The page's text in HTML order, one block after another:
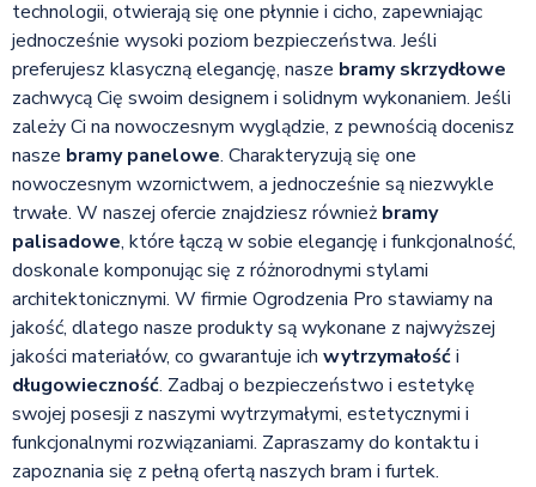
technologii, otwierają się one płynnie i cicho, zapewniając
jednocześnie wysoki poziom bezpieczeństwa. Jeśli
preferujesz klasyczną elegancję, nasze bramy skrzydłowe
zachwycą Cię swoim designem i solidnym wykonaniem. Jeśli
zależy Ci na nowoczesnym wyglądzie, z pewnością docenisz
nasze bramy panelowe. Charakteryzują się one
nowoczesnym wzornictwem, a jednocześnie są niezwykle
trwałe. W naszej ofercie znajdziesz również bramy
palisadowe, które łączą w sobie elegancję i funkcjonalność,
doskonale komponując się z różnorodnymi stylami
architektonicznymi. W firmie Ogrodzenia Pro stawiamy na
jakość, dlatego nasze produkty są wykonane z najwyższej
jakości materiałów, co gwarantuje ich wytrzymałośći
długowieczność. Zadbaj o bezpieczeństwo i estetykę
swojej posesji z naszymi wytrzymałymi, estetycznymi i
funkcjonalnymi rozwiązaniami. Zapraszamy do kontaktu i
zapoznania się z pełną ofertą naszych bram i furtek.